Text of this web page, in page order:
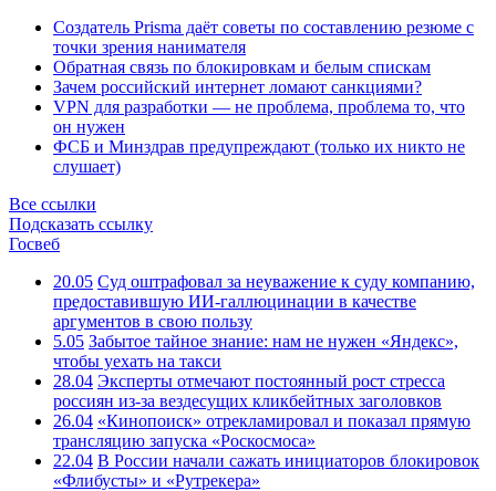
Создатель Prisma даёт советы по составлению резюме с
точки зрения нанимателя
Обратная связь по блокировкам и белым спискам
Зачем российский интернет ломают санкциями?
VPN для разработки — не проблема, проблема то, что
он нужен
ФСБ и Минздрав предупреждают (только их никто не
слушает)
Все ссылки
Подсказать ссылку
Госвеб
20.05 Суд оштрафовал за неуважение к суду компанию,
предоставившую ИИ-галлюцинации в качестве
аргументов в свою пользу
5.05 Забытое тайное знание: нам не нужен «Яндекс»,
чтобы уехать на такси
28.04 Эксперты отмечают постоянный рост стресса
россиян из-за вездесущих кликбейтных заголовков
26.04 «Кинопоиск» отрекламировал и показал прямую
трансляцию запуска «Роскосмоса»
22.04 В России начали сажать инициаторов блокировок
«Флибусты» и «Рутрекера»